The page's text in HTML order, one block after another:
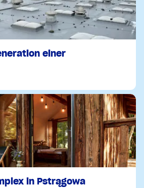
einer
in Pstrągowa